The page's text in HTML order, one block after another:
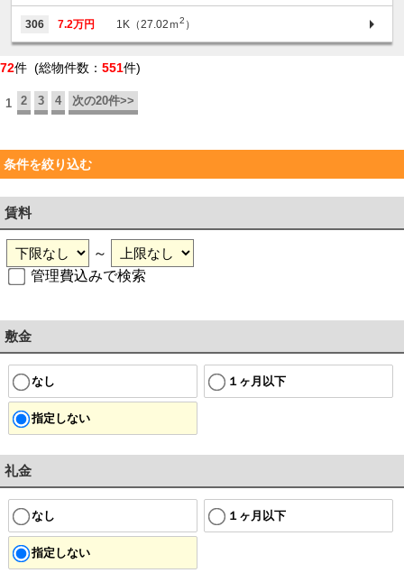
306 7.2万円 1K（27.02ｍ2 ）
72件 (総物件数： 551件)
1 2 3 4 次の20件>>
条件を絞り込む
賃料
～
管理費込みで検索
敷金
なし １ヶ月以下
指定しない
礼金
なし １ヶ月以下
指定しない